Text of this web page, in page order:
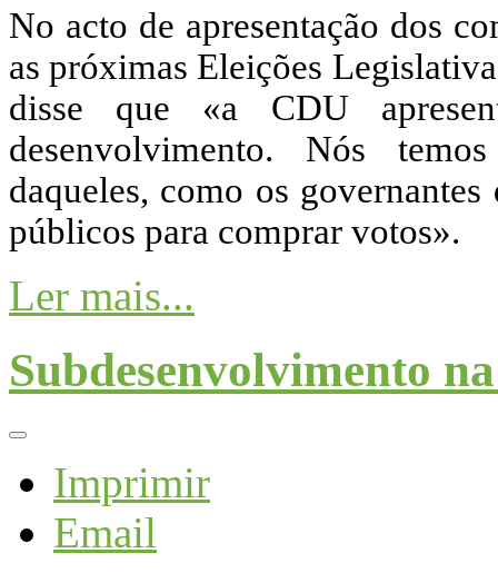
No acto de apresentação dos
as próximas Eleições
disse que «a CDU
desenvolvimento. Nós
daqueles, como os
públicos para comprar votos».
Ler mais...
Subdesenvolvimento
Imprimir
Email